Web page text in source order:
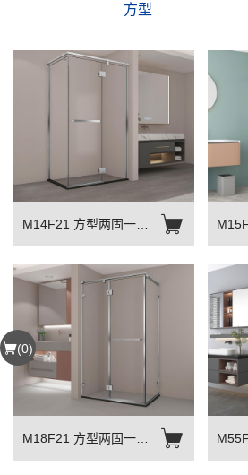
方型
M14F21 方型两固一活
平开门 平开门
M18F21 方型两固一活
(0)